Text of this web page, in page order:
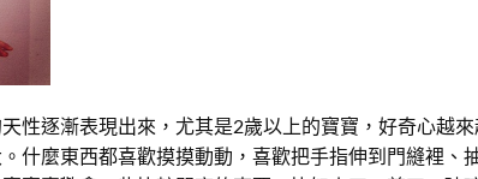
性逐漸表現出來，尤其是2歲以上的寶寶，好奇心越
什麼東西都喜歡摸摸動動，喜歡把手指伸到門縫裡、